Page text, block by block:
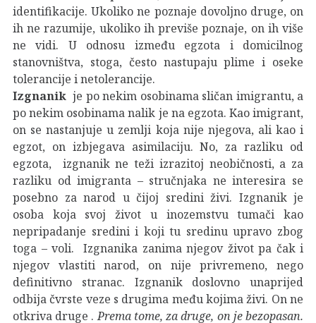
identifikacije. Ukoliko ne poznaje dovoljno druge, on
ih ne razumije, ukoliko ih previše poznaje, on ih više
ne vidi. U odnosu između egzota i domicilnog
stanovništva, stoga, često nastupaju plime i oseke
tolerancije i netolerancije.
Izgnanik je po nekim osobinama sličan imigrantu, a
po nekim osobinama nalik je na egzota. Kao imigrant,
on se nastanjuje u zemlji koja nije njegova, ali kao i
egzot, on izbjegava asimilaciju. No, za razliku od
egzota, izgnanik ne teži izrazitoj neobičnosti, a za
razliku od imigranta – stručnjaka ne interesira se
posebno za narod u čijoj sredini živi. Izgnanik je
osoba koja svoj život u inozemstvu tumači kao
nepripadanje sredini i koji tu sredinu upravo zbog
toga – voli. Izgnanika zanima njegov život pa čak i
njegov vlastiti narod, on nije privremeno, nego
definitivno stranac. Izgnanik doslovno unaprijed
odbija čvrste veze s drugima među kojima živi. On ne
otkriva druge .Prema tome, za druge, on je bezopasan.